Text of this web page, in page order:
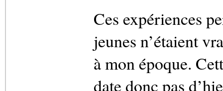
Ces expériences
jeunes n’étaient
à mon époque.
date donc pas